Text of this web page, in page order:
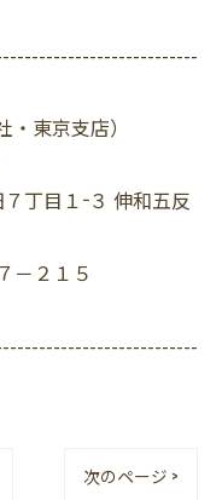
東京支店）
丁目１−３ 伸和五反
－２１５
次のページ >